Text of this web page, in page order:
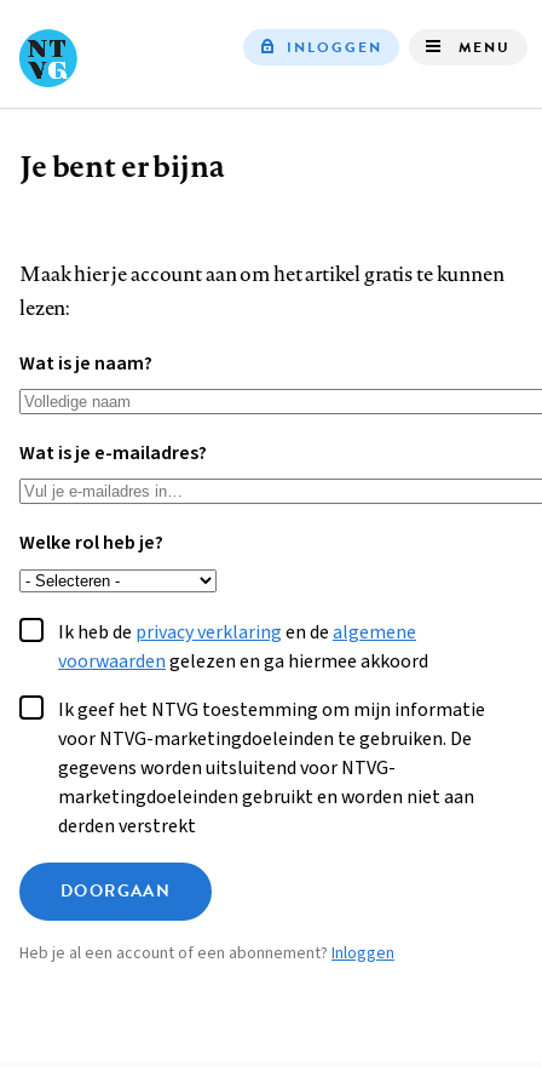
INLOGGEN MENU
Kruimelpad
Je bent er bijna
Maak hier je account aan om het artikel gratis te kunnen
lezen:
Wat is je naam?
Wat is je e-mailadres?
Welke rol heb je?
Ik heb de privacy verklaringen dealgemene
voorwaardengelezen en ga hiermee akkoord
Ik geef het NTVG toestemming om mijn informatie
voor NTVG-marketingdoeleinden te gebruiken. De
gegevens worden uitsluitend voor NTVG-
marketingdoeleinden gebruikt en worden niet aan
derden verstrekt
DOORGAAN
Heb je al een account of een abonnement? Inloggen